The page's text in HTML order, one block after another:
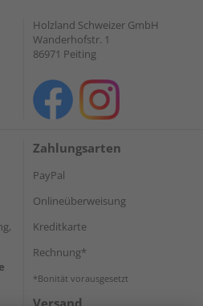
Holzland Schweizer GmbH
Wanderhofstr. 1
86971 Peiting
Zahlungsarten
PayPal
Onlineüberweisung
Kreditkarte
Rechnung*
*Bonität vorausgesetzt